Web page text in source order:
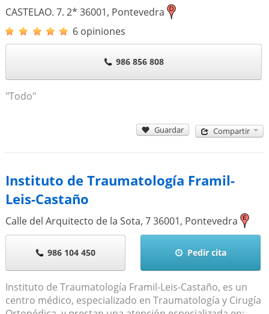
CASTELAO. 7. 2* 36001, Pontevedra
6 opiniones
986 856 808
"Todo"
Guardar Compartir
Instituto de Traumatología Framil-
Leis-Castaño
Calle del Arquitecto de la Sota, 736001, Pontevedra
986 104 450 Pedir cita
Instituto de Traumatología Framil-Leis-Castaño, es un
centro médico, especializado en Traumatología y Cirugía